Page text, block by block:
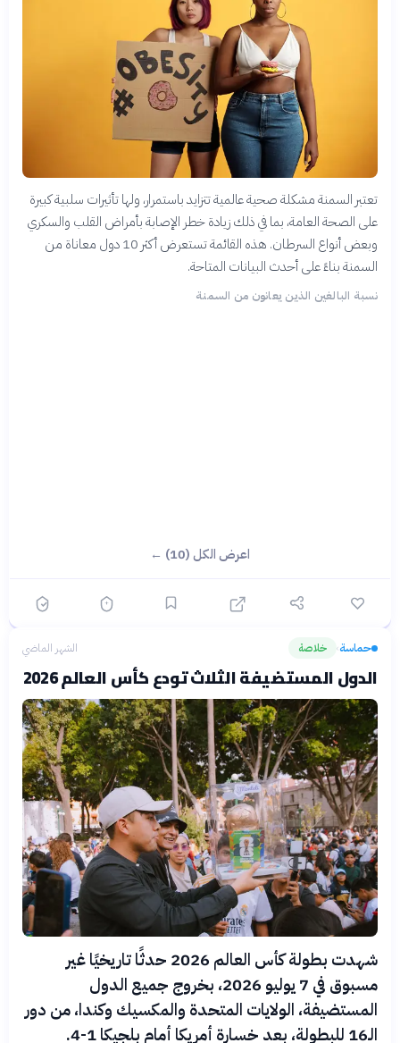
تعتبر السمنة مشكلة صحية عالمية تتزايد باستمرار، ولها تأثيرات سلبية كبيرة
على الصحة العامة، بما في ذلك زيادة خطر الإصابة بأمراض القلب والسكري
وبعض أنواع السرطان. هذه القائمة تستعرض أكثر 10 دول معاناة من
السمنة بناءً على أحدث البيانات المتاحة.
نسبة البالغين الذين يعانون من السمنة
اعرض الكل (10) ←
حماسة› خلاصة الشهر الماضي
الدول المستضيفة الثلاث تودع كأس العالم 2026
شهدت بطولة كأس العالم 2026 حدثًا تاريخيًا غير
مسبوق في 7 يوليو 2026، بخروج جميع الدول
المستضيفة، الولايات المتحدة والمكسيك وكندا، من دور
الـ16 للبطولة، بعد خسارة أمريكا أمام بلجيكا 1-4.